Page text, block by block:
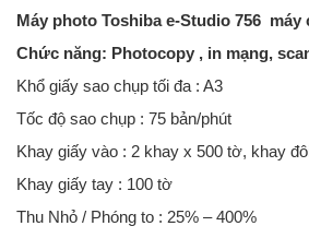
Máy photo Toshiba e-Studio 756 máy
Chức năng: Photocopy , in mạng,
Khổ giấy sao chụp tối đa : A3
Tốc độ sao chụp : 75 bản/phút
Khay giấy vào : 2 khay x 500 tờ, khay
Khay giấy tay : 100 tờ
Thu Nhỏ / Phóng to : 25% – 400%